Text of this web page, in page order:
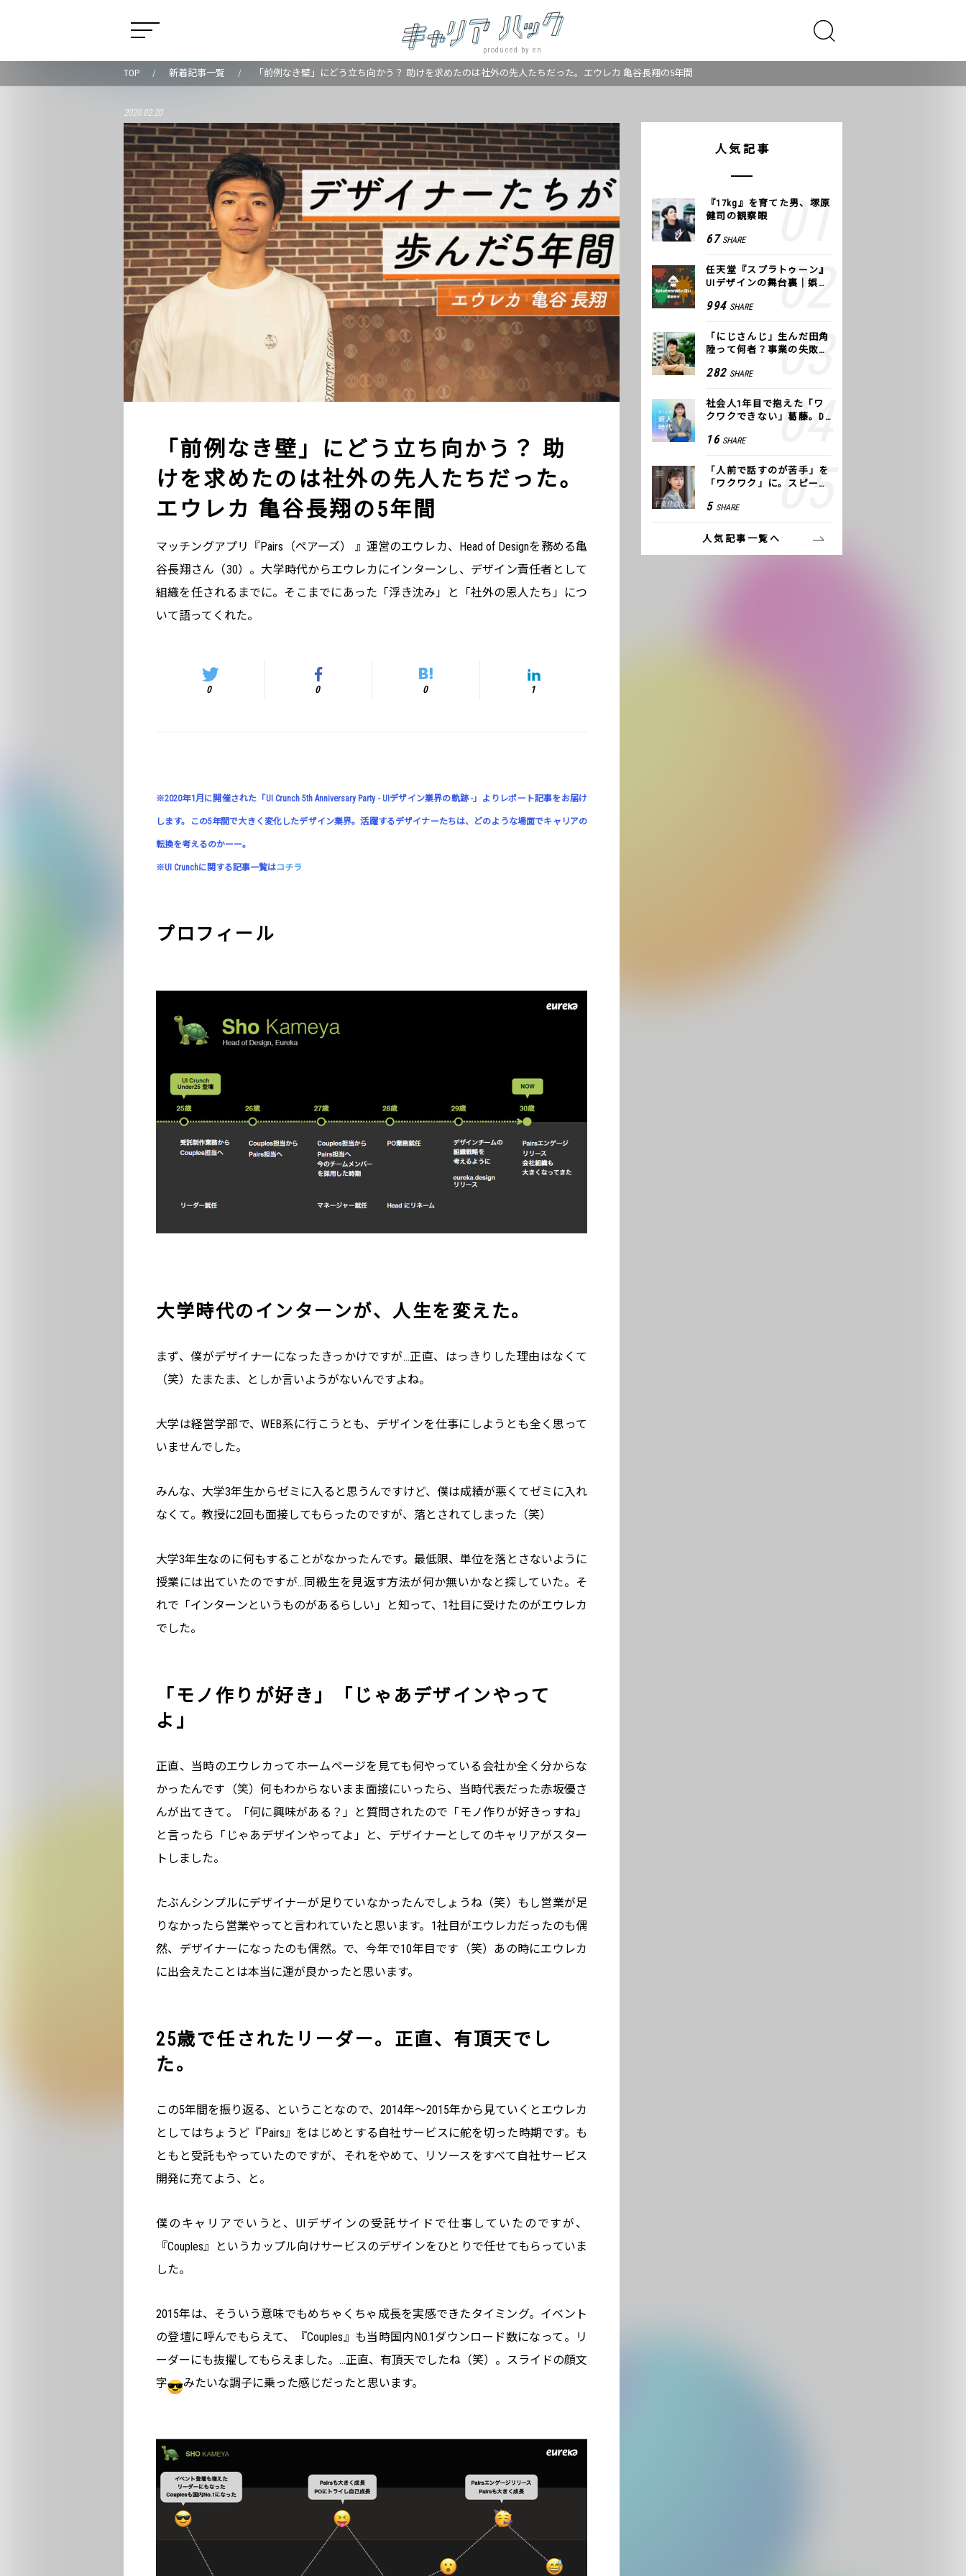
produced by en
TOP 新着記事一覧 「前例なき壁」にどう立ち向かう？ 助けを求めたのは社外の先人たちだった。エウレカ 亀谷長翔の5年間
2020.02.20
「前例なき壁」にどう立ち向かう？ 助
けを求めたのは社外の先人たちだった。
エウレカ 亀谷長翔の5年間
マッチングアプリ『Pairs（ペアーズ） 』運営のエウレカ、Head of Designを務める亀
谷長翔さん（30）。大学時代からエウレカにインターンし、デザイン責任者として
組織を任されるまでに。そこまでにあった「浮き沈み」と「社外の恩人たち」につ
いて語ってくれた。
0 0 0 1
※2020年1月に開催された「UI Crunch 5th Anniversary Party - UIデザイン業界の軌跡 -」よりレポート記事をお届け
します。この5年間で大きく変化したデザイン業界。活躍するデザイナーたちは、どのような場面でキャリアの
転換を考えるのかーー。
※UI Crunchに関する記事一覧はコチラ
プロフィール
大学時代のインターンが、人生を変えた。
まず、僕がデザイナーになったきっかけですが…正直、はっきりした理由はなくて
（笑）たまたま、としか言いようがないんですよね。
大学は経営学部で、WEB系に行こうとも、デザインを仕事にしようとも全く思って
いませんでした。
みんな、大学3年生からゼミに入ると思うんですけど、僕は成績が悪くてゼミに入れ
なくて。教授に2回も面接してもらったのですが、落とされてしまった（笑）
大学3年生なのに何もすることがなかったんです。最低限、単位を落とさないように
授業には出ていたのですが…同級生を見返す方法が何か無いかなと探していた。そ
れで「インターンというものがあるらしい」と知って、1社目に受けたのがエウレカ
でした。
「モノ作りが好き」「じゃあデザインやって
よ」
正直、当時のエウレカってホームページを見ても何やっている会社か全く分からな
かったんです（笑）何もわからないまま面接にいったら、当時代表だった赤坂優さ
んが出てきて。「何に興味がある？」と質問されたので「モノ作りが好きっすね」
と言ったら「じゃあデザインやってよ」と、デザイナーとしてのキャリアがスター
トしました。
たぶんシンプルにデザイナーが足りていなかったんでしょうね（笑）もし営業が足
りなかったら営業やってと言われていたと思います。1社目がエウレカだったのも偶
然、デザイナーになったのも偶然。で、今年で10年目です（笑）あの時にエウレカ
に出会えたことは本当に運が良かったと思います。
25歳で任されたリーダー。正直、有頂天でし
た。
この5年間を振り返る、ということなので、2014年～2015年から見ていくとエウレカ
としてはちょうど『Pairs』をはじめとする自社サービスに舵を切った時期です。も
ともと受託もやっていたのですが、それをやめて、リソースをすべて自社サービス
開発に充てよう、と。
僕のキャリアでいうと、UIデザインの受託サイドで仕事していたのですが、
『Couples』というカップル向けサービスのデザインをひとりで任せてもらっていま
した。
2015年は、そういう意味でもめちゃくちゃ成長を実感できたタイミング。イベント
の登壇に呼んでもらえて、『Couples』も当時国内NO.1ダウンロード数になって。リ
ーダーにも抜擢してもらえました。…正直、有頂天でしたね（笑）。スライドの顔文
字
みたいな調子に乗った感じだったと思います。
人気記事
『17kg』を育てた男、塚原
健司の観察眼
67 SHARE
任天堂『スプラトゥーン』
UIデザインの舞台裏｜娯楽
994 SHARE
「にじさんじ」生んだ田角
陸って何者？事業の失敗
COLOR
282 SHARE
社会人1年目で抱えた「ワ
クワクできない」葛藤。De
つけた、私の生きる道
16 SHARE
「人前で話すのが苦手」を
「ワクワク」に。スピーチ
方トレーニング」に込めた
5 SHARE
人気記事一覧へ